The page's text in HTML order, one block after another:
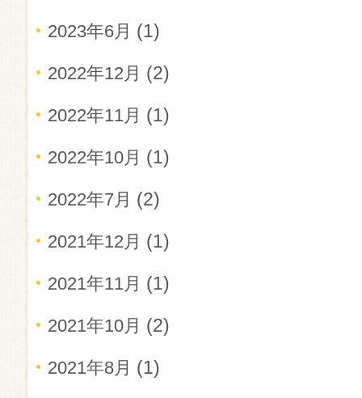
2023年6月 (1)
2022年12月 (2)
2022年11月 (1)
2022年10月 (1)
2022年7月 (2)
2021年12月 (1)
2021年11月 (1)
2021年10月 (2)
2021年8月 (1)